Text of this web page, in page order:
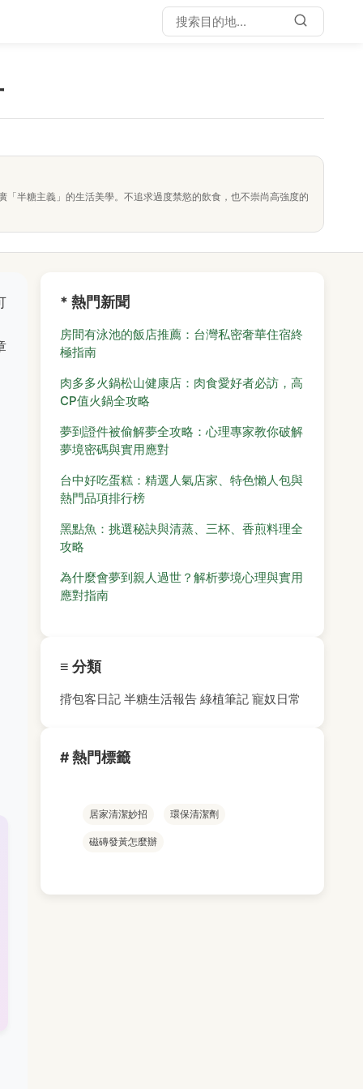
半糖主義」的生活美學。不追求過度禁慾的飲食，也不崇尚高強度的
* 熱門新聞
房間有泳池的飯店推薦：台灣私密奢華住宿終
極指南
肉多多火鍋松山健康店：肉食愛好者必訪，高
CP值火鍋全攻略
夢到證件被偷解夢全攻略：心理專家教你破解
夢境密碼與實用應對
台中好吃蛋糕：精選人氣店家、特色懶人包與
熱門品項排行榜
黑點魚：挑選秘訣與清蒸、三杯、香煎料理全
攻略
為什麼會夢到親人過世？解析夢境心理與實用
應對指南
≡ 分類
揹包客日記 半糖生活報告 綠植筆記 寵奴日常
# 熱門標籤
居家清潔妙招 環保清潔劑
磁磚發黃怎麼辦